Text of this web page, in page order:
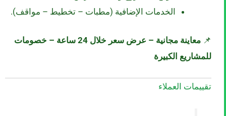
الخدمات الإضافية (مطبات – تخطيط – مواقف).
📌
معاينة مجانية – عرض سعر خلال 24 ساعة – خصومات
للمشاريع الكبيرة
تقييمات العملاء